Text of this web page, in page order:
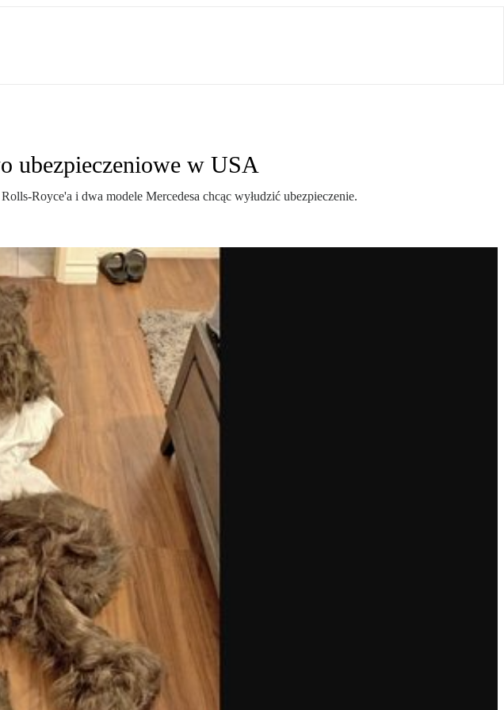
ubezpieczeniowe w USA
Royce'a i dwa modele Mercedesa chcąc wyłudzić ubezpieczenie.